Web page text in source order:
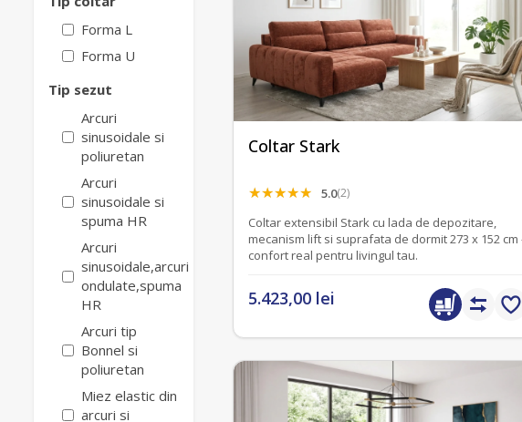
Forma L
Forma U
Tip sezut
Arcuri
sinusoidale si
poliuretan
Arcuri
sinusoidale si
spuma HR
Arcuri
sinusoidale,arcuri
ondulate,spuma
HR
Arcuri tip
Bonnel si
poliuretan
Miez elastic din
arcuri si
Coltar Stark
5.0(2)
Coltar extensibil Stark cu lada de depozitare,
mecanism lift si suprafata de dormit 273 x 152 cm
confort real pentru livingul tau.
5.423,00 lei